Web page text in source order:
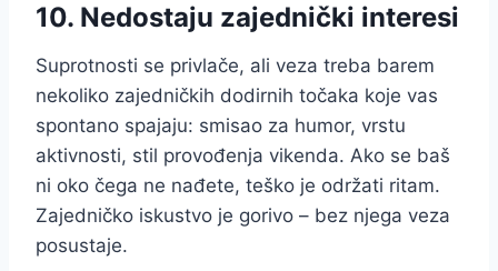
10. Nedostaju zajednički interesi
Suprotnosti se privlače, ali veza treba barem
nekoliko zajedničkih dodirnih točaka koje vas
spontano spajaju: smisao za humor, vrstu
aktivnosti, stil provođenja vikenda. Ako se baš
ni oko čega ne nađete, teško je održati ritam.
Zajedničko iskustvo je gorivo – bez njega veza
posustaje.